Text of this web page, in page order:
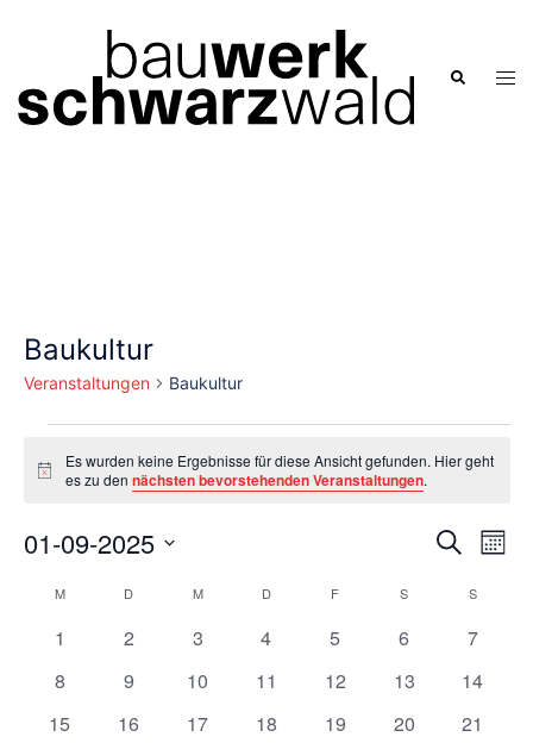
Suche
Baukultur
Veranstaltungen Baukultur
Hinweis
Es wurden keine Ergebnisse für diese Ansicht gefunden. Hier geht
es zu dennächsten bevorstehenden Veranstaltungen.
und
SUCHE
01-09-2025
Kalender
von
M D DIENSTAGMMITTWOCH
DDONNERSTAG
F S SAMSTAGS
0
1
0
2
0
3
0
4
0
5
0
6
0
7
0
8
0
9
0
10
0
11
0
12
0
13
0
14
0
15
0
16
0
17
0
18
0
19
0
20
0
21